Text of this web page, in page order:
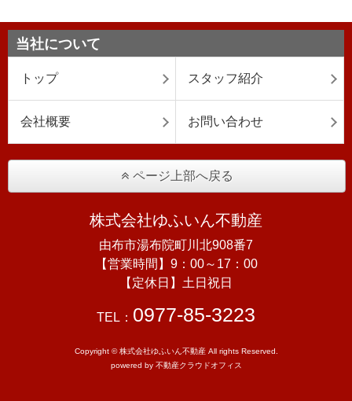
当社について
トップ スタッフ紹介
会社概要 お問い合わせ
ページ上部へ戻る
株式会社ゆふいん不動産
由布市湯布院町川北908番7
【営業時間】9：00～17：00
【定休日】土日祝日
TEL： 0977-85-3223
Copyright © 株式会社ゆふいん不動産 All rights Reserved.
powered by 不動産クラウドオフィス